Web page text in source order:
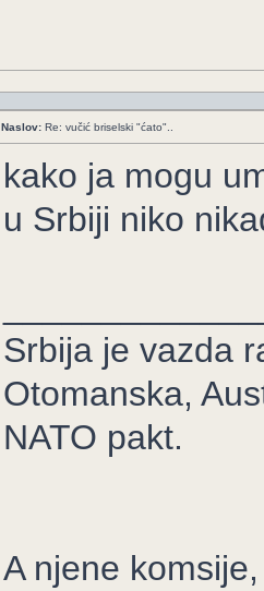
Naslov: Re: vučić briselski "ćato"..
kako ja mogu
u Srbiji niko
Srbija je vazda
Otomanska,
NATO pakt.
A njene